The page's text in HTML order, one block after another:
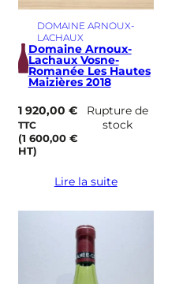
DOMAINE ARNOUX-
LACHAUX
Domaine Arnoux-
Lachaux Vosne-
Romanée Les Hautes
Maizières 2018
1 920,00 €
TTC
(1 600,00 €
HT)
Rupture de
stock
Lire la suite